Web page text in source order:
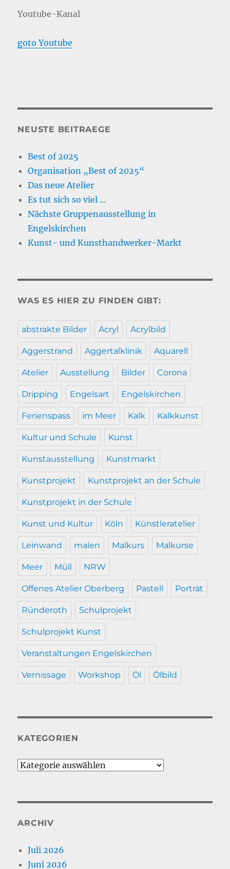
Youtube-Kanal
goto Youtube
NEUSTE BEITRAEGE
Best of 2025
Organisation „Best of 2025“
Das neue Atelier
Es tut sich so viel …
Nächste Gruppenausstellung in
Engelskirchen
Kunst- und Kunsthandwerker-Markt
WAS ES HIER ZU FINDEN GIBT:
abstrakte Bilder Acryl Acrylbild
Aggerstrand Aggertalklinik Aquarell
Atelier Ausstellung Bilder Corona
Dripping Engelsart Engelskirchen
Ferienspass im Meer Kalk Kalkkunst
Kultur und Schule Kunst
Kunstausstellung Kunstmarkt
Kunstprojekt Kunstprojekt an der Schule
Kunstprojekt in der Schule
Kunst und Kultur Köln Künstleratelier
Leinwand malen Malkurs Malkurse
Meer Müll NRW
Offenes Atelier Oberberg Pastell Porträt
Ründeroth Schulprojekt
Schulprojekt Kunst
Veranstaltungen Engelskirchen
Vernissage Workshop Öl Ölbild
KATEGORIEN
Kategorien
ARCHIV
Juli 2026
Juni 2026